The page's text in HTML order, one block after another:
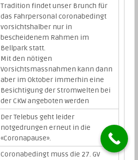
Tradition findet unser Brunch für
das Fahrpersonal coronabedingt
vorsichtshalber nur in
bescheidenem Rahmen im
Bellpark statt.
Mit den nötigen
Vorsichtsmassnahmen kann dann
aber im Oktober immerhin eine
Besichtigung der Stromwelten bei
der CKW angeboten werden
Der Telebus geht leider
notgedrungen erneut in die
«Coronapause».
Coronabedingt muss die 27. GV